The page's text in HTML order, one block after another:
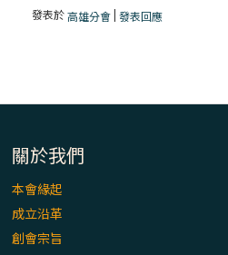
發表於高雄分會|發表回應
關於我們
本會緣起
成立沿革
創會宗旨